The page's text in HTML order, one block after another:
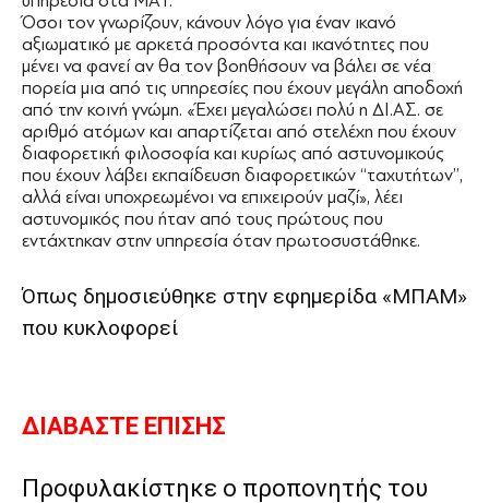
Όσοι τον γνωρίζουν, κάνουν λόγο για έναν ικανό
αξιωματικό με αρκετά προσόντα και ικανότητες που
μένει να φανεί αν θα τον βοηθήσουν να βάλει σε νέα
πορεία μια από τις υπηρεσίες που έχουν μεγάλη αποδοχή
από την κοινή γνώμη. «Έχει μεγαλώσει πολύ η ∆Ι.ΑΣ. σε
αριθμό ατόμων και απαρτίζεται από στελέχη που έχουν
διαφορετική φιλοσοφία και κυρίως από αστυνομικούς
που έχουν λάβει εκπαίδευση διαφορετικών ‘‘ταχυτήτων’’,
αλλά είναι υποχρεωμένοι να επιχειρούν μαζί», λέει
αστυνομικός που ήταν από τους πρώτους που
εντάχτηκαν στην υπηρεσία όταν πρωτοσυστάθηκε.
Όπως δημοσιεύθηκε στην εφημερίδα «ΜΠΑΜ»
που κυκλοφορεί
ΔΙΑΒΑΣΤΕ ΕΠΙΣΗΣ
Προφυλακίστηκε ο προπονητής του